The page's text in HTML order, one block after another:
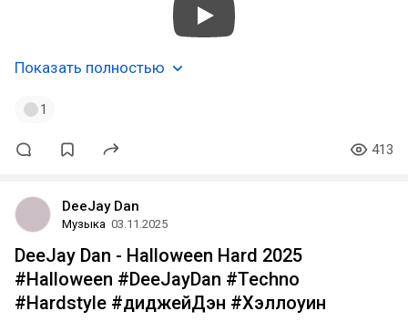
Показать полностью
1
413
DeeJay Dan
Музыка 03.11.2025
DeeJay Dan - Halloween Hard 2025
#Halloween #DeeJayDan #Techno
#Hardstyle #диджейДэн #Хэллоуин